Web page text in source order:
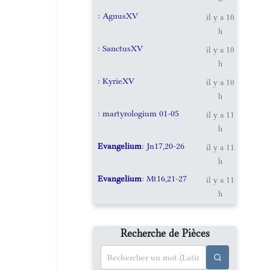
: AgnusXV
il y a 10
h
: SanctusXV
il y a 10
h
: KyrieXV
il y a 10
h
: martyrologium 01-05
il y a 11
h
Evangelium: Jn17,20-26
il y a 11
h
Evangelium: Mt16,21-27
il y a 11
h
Recherche de Pièces